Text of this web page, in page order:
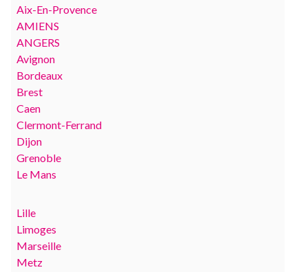
Aix-En-Provence
AMIENS
ANGERS
Avignon
Bordeaux
Brest
Caen
Clermont-Ferrand
Dijon
Grenoble
Le Mans
Lille
Limoges
Marseille
Metz